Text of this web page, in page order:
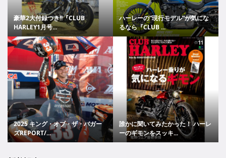
豪華2大付録つき!!『CLUB
HARLEY1月号...
ハーレーの“現行モデル”が気にな
るなら『CLUB ...
2025 キング・オブ・ザ・バガー
ズREPORT/...
誰かに聞いてみたかった！ ハーレ
ーのギモンをスッキ...